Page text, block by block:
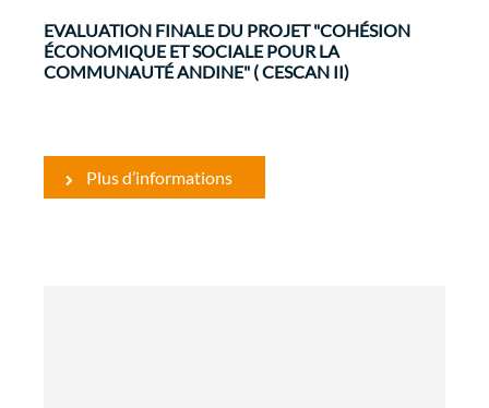
EVALUATION FINALE DU PROJET "COHÉSION
ÉCONOMIQUE ET SOCIALE POUR LA
COMMUNAUTÉ ANDINE" ( CESCAN II)
Plus d’informations